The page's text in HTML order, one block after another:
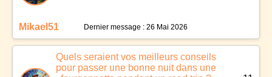
Mikael51 Dernier message : 26 Mai 2026
Quels seraient vos meilleurs conseils
pour passer une bonne nuit dans une